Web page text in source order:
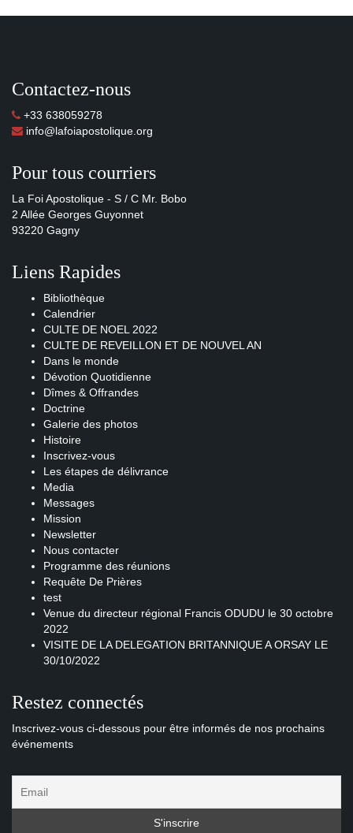
Contactez-nous
+33 638059278
info@lafoiapostolique.org
Pour tous courriers
La Foi Apostolique - S / C Mr. Bobo
2 Allée Georges Guyonnet
93220 Gagny
Liens Rapides
Bibliothèque
Calendrier
CULTE DE NOEL 2022
CULTE DE REVEILLON ET DE NOUVEL AN
Dans le monde
Dévotion Quotidienne
Dîmes & Offrandes
Doctrine
Galerie des photos
Histoire
Inscrivez-vous
Les étapes de délivrance
Media
Messages
Mission
Newsletter
Nous contacter
Programme des réunions
Requête De Prières
test
Venue du directeur régional Francis ODUDU le 30 octobre
2022
VISITE DE LA DELEGATION BRITANNIQUE A ORSAY LE
30/10/2022
Restez connectés
Inscrivez-vous ci-dessous pour être informés de nos prochains
événements